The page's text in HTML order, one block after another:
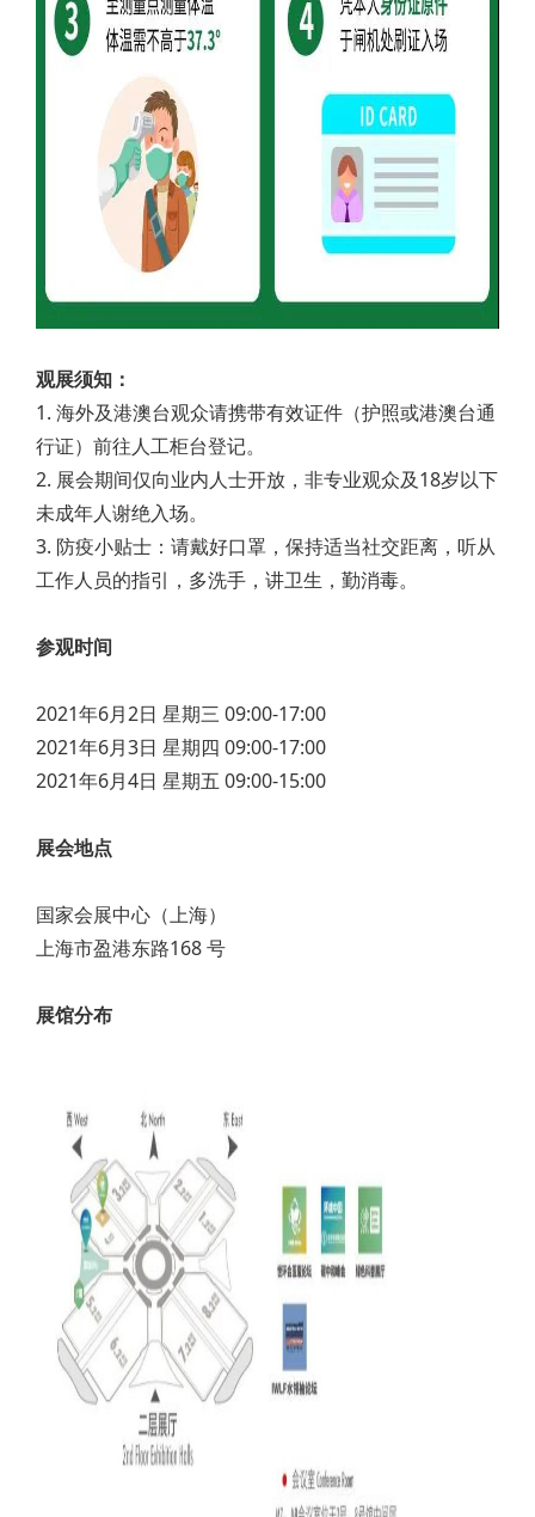
观展须知：
1. 海外及港澳台观众请携带有效证件（护照或港澳台通
行证）前往人工柜台登记。
2. 展会期间仅向业内人士开放，非专业观众及18岁以下
未成年人谢绝入场。
3. 防疫小贴士：请戴好口罩，保持适当社交距离，听从
工作人员的指引，多洗手，讲卫生，勤消毒。
参观时间
2021年6月2日 星期三 09:00-17:00
2021年6月3日 星期四 09:00-17:00
2021年6月4日 星期五 09:00-15:00
展会地点
国家会展中心（上海）
上海市盈港东路168 号
展馆分布